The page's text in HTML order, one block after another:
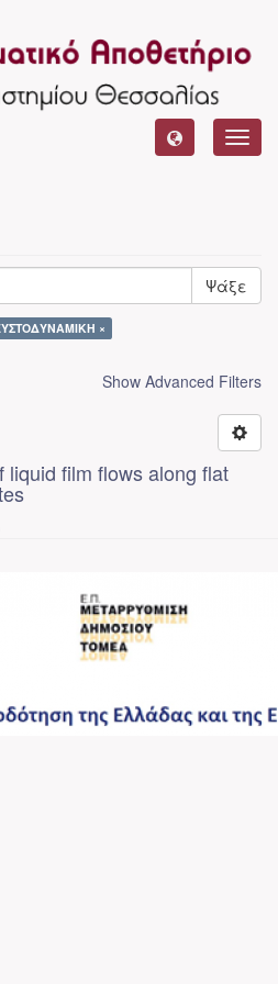
Ψάξε
×
Show Advanced Filters
liquid film flows along flat